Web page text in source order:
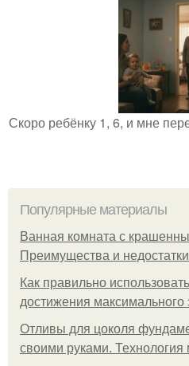
Скоро ребёнку 1, 6, и мне
Популярные материалы
Ванная комната с
Преимущества и
Как правильно
достижения
Отливы для цоколя
своими руками. Технология